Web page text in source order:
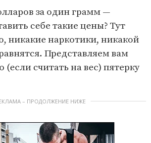
за один грамм —
себе такие цены? Тут
никакие наркотики, никакой
Представляем вам
считать на вес) пятерку
– ПРОДОЛЖЕНИЕ НИЖЕ